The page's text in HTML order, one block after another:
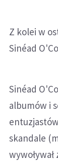
Z kolei w
Sinéad
Sinéad
albumów i
skandale